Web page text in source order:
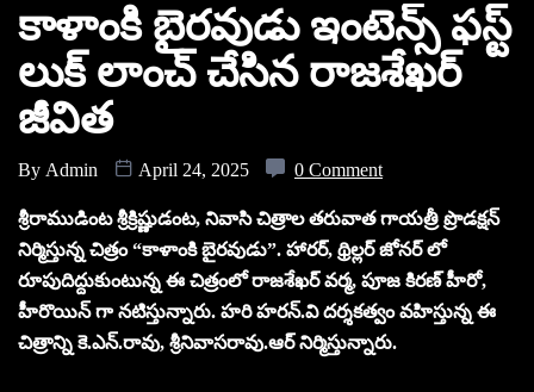
కాళాంకి బైరవుడు ఇంటెన్స్ ఫస్ట్
లుక్ లాంచ్ చేసిన రాజశేఖర్
జీవిత
By Admin April 24, 2025 0 Comment
శ్రీరాముడింట శ్రీక్రిష్ణుడంట, నివాసి చిత్రాల తరువాత గాయత్రీ ప్రొడక్షన్
నిర్మిస్తున్న చిత్రం “కాళాంకి బైరవుడు”. హారర్, థ్రిల్లర్ జోనర్ లో
రూపుదిద్దుకుంటున్న ఈ చిత్రంలో రాజశేఖర్ వర్మ, పూజ కిరణ్ హీరో,
హీరొయిన్ గా నటిస్తున్నారు. హరి హరన్.వి దర్శకత్వం వహిస్తున్న ఈ
చిత్రాన్ని కె.ఎన్.రావు, శ్రీనివాసరావు.ఆర్ నిర్మిస్తున్నారు.